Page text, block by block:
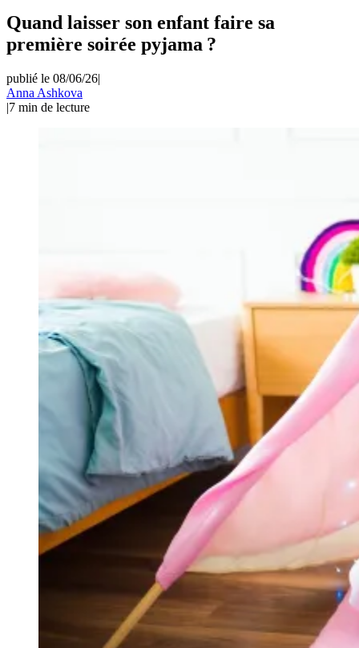
Quand laisser son enfant faire sa
première soirée pyjama ?
publié le 08/06/26|
Anna Ashkova
|7 min de lecture